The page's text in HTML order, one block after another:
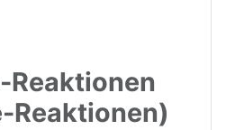
Reaktionen
Reaktionen)